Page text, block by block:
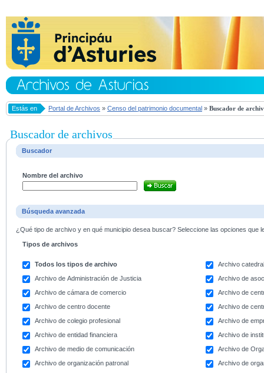
Estás en Portal de Archivos » Censo del patrimonio documental » Buscador de
Buscador de archivos
Buscador
Nombre del archivo
Búsqueda avanzada
¿Qué tipo de archivo y en qué municipio desea buscar? Seleccione las opciones que
Tipos de archivos
Todos los tipos de archivo
Archivo
Archivo de Administración de Justicia
Archivo de
Archivo de cámara de comercio
Archivo de
Archivo de centro docente
Archivo de
Archivo de colegio profesional
Archivo de
Archivo de entidad financiera
Archivo de
Archivo de medio de comunicación
Archivo de
Archivo de organización patronal
Archivo de